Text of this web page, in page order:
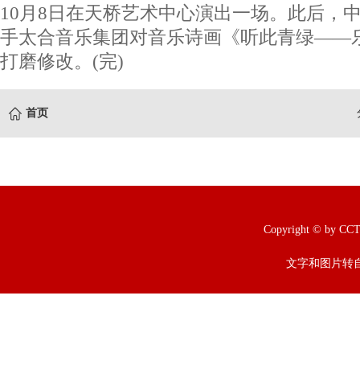
10月8日在天桥艺术中心演出一场。此后，
手太合音乐集团对音乐诗画《听此青绿——
打磨修改。(完)
首页
Copyright © by
文字和图片转